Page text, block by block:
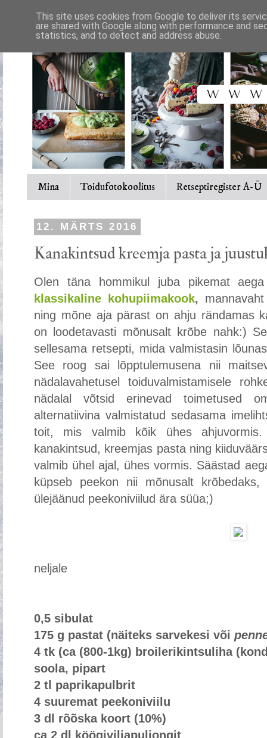
Mina Toidufotokoolitus Retseptiregister A-Ü
12. MÄRTS 2016
Kanakintsud kreemja pasta ja
Olen täna hommikul juba pikemat
klassikaline kohupiimakook,
ning mõne aja pärast on ahju rändamas
on loodetavasti mõnusalt krõbe nahk:)
sellesama retsepti, mida valmistasin
See roog sai lõpptulemusena nii
nädalavahetusel toiduvalmistamisele
nädalal võtsid erinevad toimetused
alternatiivina valmistatud sedasama
toit, mis valmib kõik ühes ahjuvormis.
kanakintsud, kreemjas pasta ning
valmib ühel ajal, ühes vormis. Säästad
küpseb peekon nii mõnusalt
ülejäänud peekoniviilud ära süüa;)
neljale
0,5 sibulat
175 g pastat (näiteks sarvekesi või
4 tk (ca (800-1kg) broilerikintsuliha
soola, pipart
2 tl paprikapulbrit
4 suuremat peekoniviilu
3 dl rõõska koort (10%)
ca 2 dl köögiviljapuljongit
This site uses cookies from Google to deliver its
are shared with Google along with performance and
statistics, and to detect and address abuse.